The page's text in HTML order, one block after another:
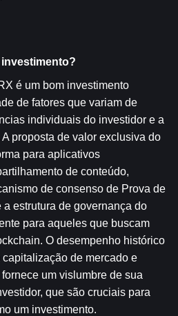
investimento?
é um bom investimento
de fatores que variam de
individuais do investidor e a
proposta de valor exclusiva do
para aplicativos
de conteúdo,
de consenso de Prova de
estrutura de governança do
para aqueles que buscam
O desempenho histórico
de mercado e
um vislumbre de sua
que são cruciais para
um investimento.